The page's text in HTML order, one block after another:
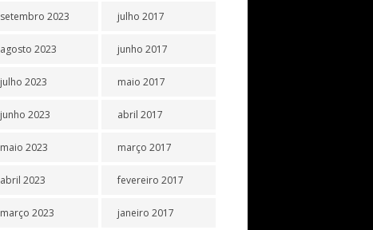
setembro 2023
agosto 2023
julho 2023
junho 2023
maio 2023
abril 2023
março 2023
julho 2017
junho 2017
maio 2017
abril 2017
março 2017
fevereiro 2017
janeiro 2017